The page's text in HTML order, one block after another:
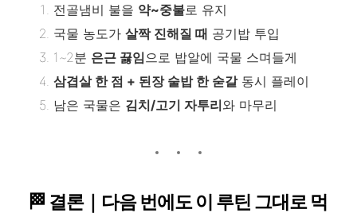
전골냄비 불을 약~중불로 유지
국물 농도가 살짝 진해질 때 공기밥 투입
1~2분 은근 끓임으로 밥알에 국물 스며들게
삼겹살 한 점 + 된장 술밥 한 숟갈동시 플레이
남은 국물은 김치/고기 자투리와 마무리
🏁 결론｜다음 번에도 이 루틴 그대로 먹